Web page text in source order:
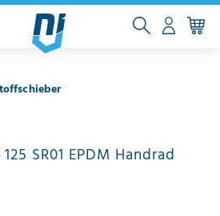
SR01 EPDM Handrad